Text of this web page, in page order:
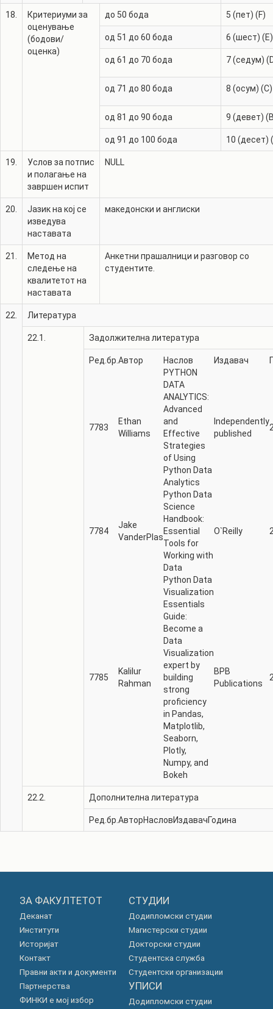
18.
Критериуми за
оценување
(бодови/
оценка)
до 50 бода 5 (пет) (F)
од 51 до 60 бода 6 (шест) (E)
од 61 до 70 бода 7 (седум)
од 71 до 80 бода 8 (осум) (C)
од 81 до 90 бода 9 (девет)
од 91 до 100 бода 10 (десет)
19.
Услов за потпис
и полагање на
завршен испит
NULL
20.
Јазик на кој се
изведува
наставата
македонски и англиски
21.
Метод на
следење на
квалитетот на
наставата
Анкетни прашалници и разговор со
студентите.
22. Литература
22.1. Задолжителна литература
Ред.бр. Автор Наслов Издавач
7783
Ethan
Williams
PYTHON
DATA
ANALYTICS:
Advanced
and
Effective
Strategies
of Using
Python Data
Analytics
Independently
published
7784
Jake
VanderPlas
Python Data
Science
Handbook:
Essential
Tools for
Working with
Data
O`Reilly
7785
Kalilur
Rahman
Python Data
Visualization
Essentials
Guide:
Become a
Data
Visualization
expert by
building
strong
proficiency
in Pandas,
Matplotlib,
Seaborn,
Plotly,
Numpy, and
Bokeh
BPB
Publications
22.2. Дополнителна литература
Ред.бр. АвторНасловИздавачГодина
ЗА ФАКУЛТЕТОТ
Деканат
Институти
Историјат
Контакт
Правни акти и документи
Партнерства
ФИНКИ е мој избор
СТУДИИ
Додипломски студии
Магистерски студии
Докторски студии
Студентска служба
Студентски организации
УПИСИ
Додипломски студии